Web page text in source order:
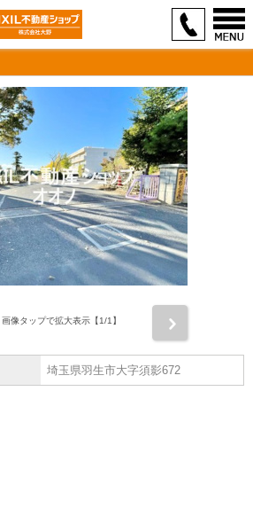
画像タップで拡大表示【1/1】
埼玉県羽生市大字須影672